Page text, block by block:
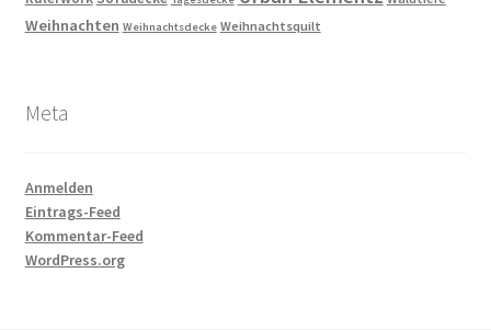
Weihnachten Weihnachtsdecke Weihnachtsquilt
Meta
Anmelden
Eintrags-Feed
Kommentar-Feed
WordPress.org